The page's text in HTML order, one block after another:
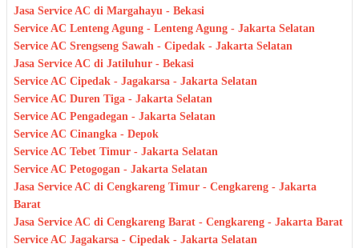
Jasa Service AC di Margahayu - Bekasi
Service AC Lenteng Agung - Lenteng Agung - Jakarta Selatan
Service AC Srengseng Sawah - Cipedak - Jakarta Selatan
Jasa Service AC di Jatiluhur - Bekasi
Service AC Cipedak - Jagakarsa - Jakarta Selatan
Service AC Duren Tiga - Jakarta Selatan
Service AC Pengadegan - Jakarta Selatan
Service AC Cinangka - Depok
Service AC Tebet Timur - Jakarta Selatan
Service AC Petogogan - Jakarta Selatan
Jasa Service AC di Cengkareng Timur - Cengkareng - Jakarta
Barat
Jasa Service AC di Cengkareng Barat - Cengkareng - Jakarta Barat
Service AC Jagakarsa - Cipedak - Jakarta Selatan